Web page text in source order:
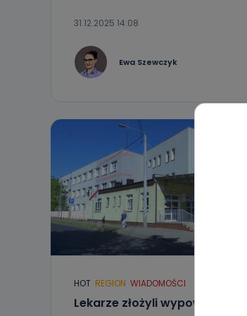
31.12.2025 14:08
Ewa Szewczyk
HOT REGION WIADOMOŚCI
Lekarze złożyli